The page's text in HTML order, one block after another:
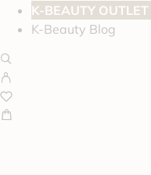
K-BEAUTY OUTLET
K-Beauty Blog